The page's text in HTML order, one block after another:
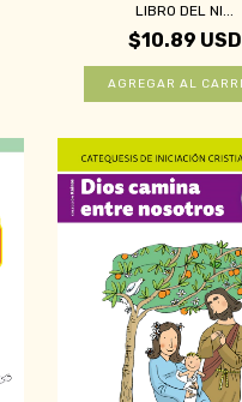
LIBRO DEL NI...
$10.89 USD